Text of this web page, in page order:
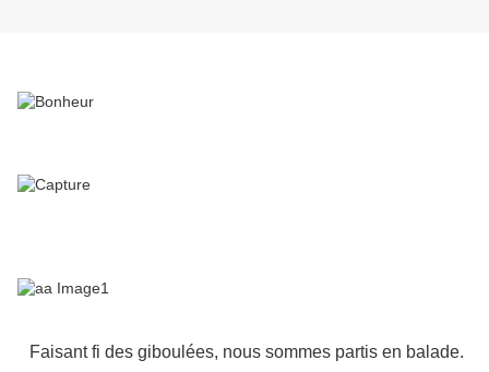
Faisant fi des giboulées, nous sommes partis en balade.